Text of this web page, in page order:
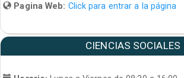
Pagina Web: Click para entrar a la página
CIENCIAS SOCIALES